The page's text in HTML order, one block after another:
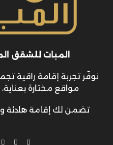
المبات للشقق
نوفّر تجربة إقامة راقية
مواقع مختارة
تضمن لك إقامة هادئة